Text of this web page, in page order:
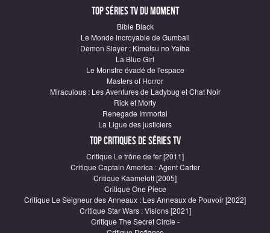
Top Séries TV du moment
Bible Black
Le Monde incroyable de Gumball
Demon Slayer : Kimetsu no Yaiba
La Blue Girl
Le Monstre évadé de l'espace
Masters of Horror
Miraculous : Les Aventures de Ladybug et Chat Noir
Rick et Morty
Renegade Immortal
La Ligue des justiciers
Top critiques de Séries TV
Critique Le trône de fer [2011]
Critique Captain America : Agent Carter
Critique Kaamelott [2005]
Critique One Piece
Critique Le Seigneur des Anneaux : Les Anneaux de Pouvoir [2022]
Critique Star Wars : Visions [2021]
Critique The Secret Circle -